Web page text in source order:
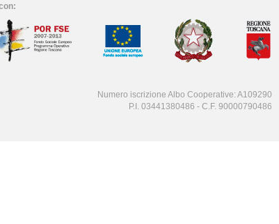
Numero iscrizione Albo Cooperative: A109290
P.I. 03441380486 - C.F. 90000790486